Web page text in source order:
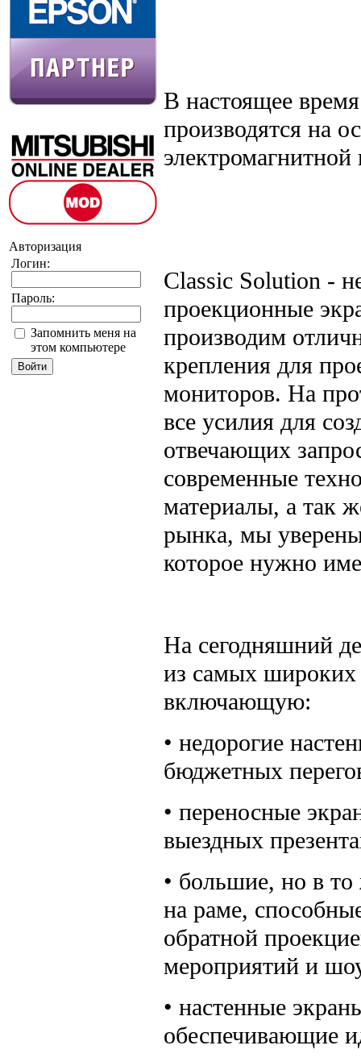
Авторизация
Логин:
Пароль:
Запомнить меня на
этом компьютере
В настоящее
производятся на
Classic Solution -
проекционные
производим
крепления для
мониторов. На
все усилия для
отвечающих
современные
материалы, а так
рынка, мы
которое нужно
На сегодняшний
из самых широких
включающую:
• недорогие
бюджетных
• переносные
выездных
• большие, но в
на раме,
обратной
мероприятий и
• настенные
обеспечивающие